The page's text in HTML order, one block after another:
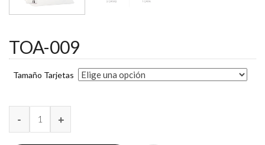
TOA-009
Tamaño Tarjetas